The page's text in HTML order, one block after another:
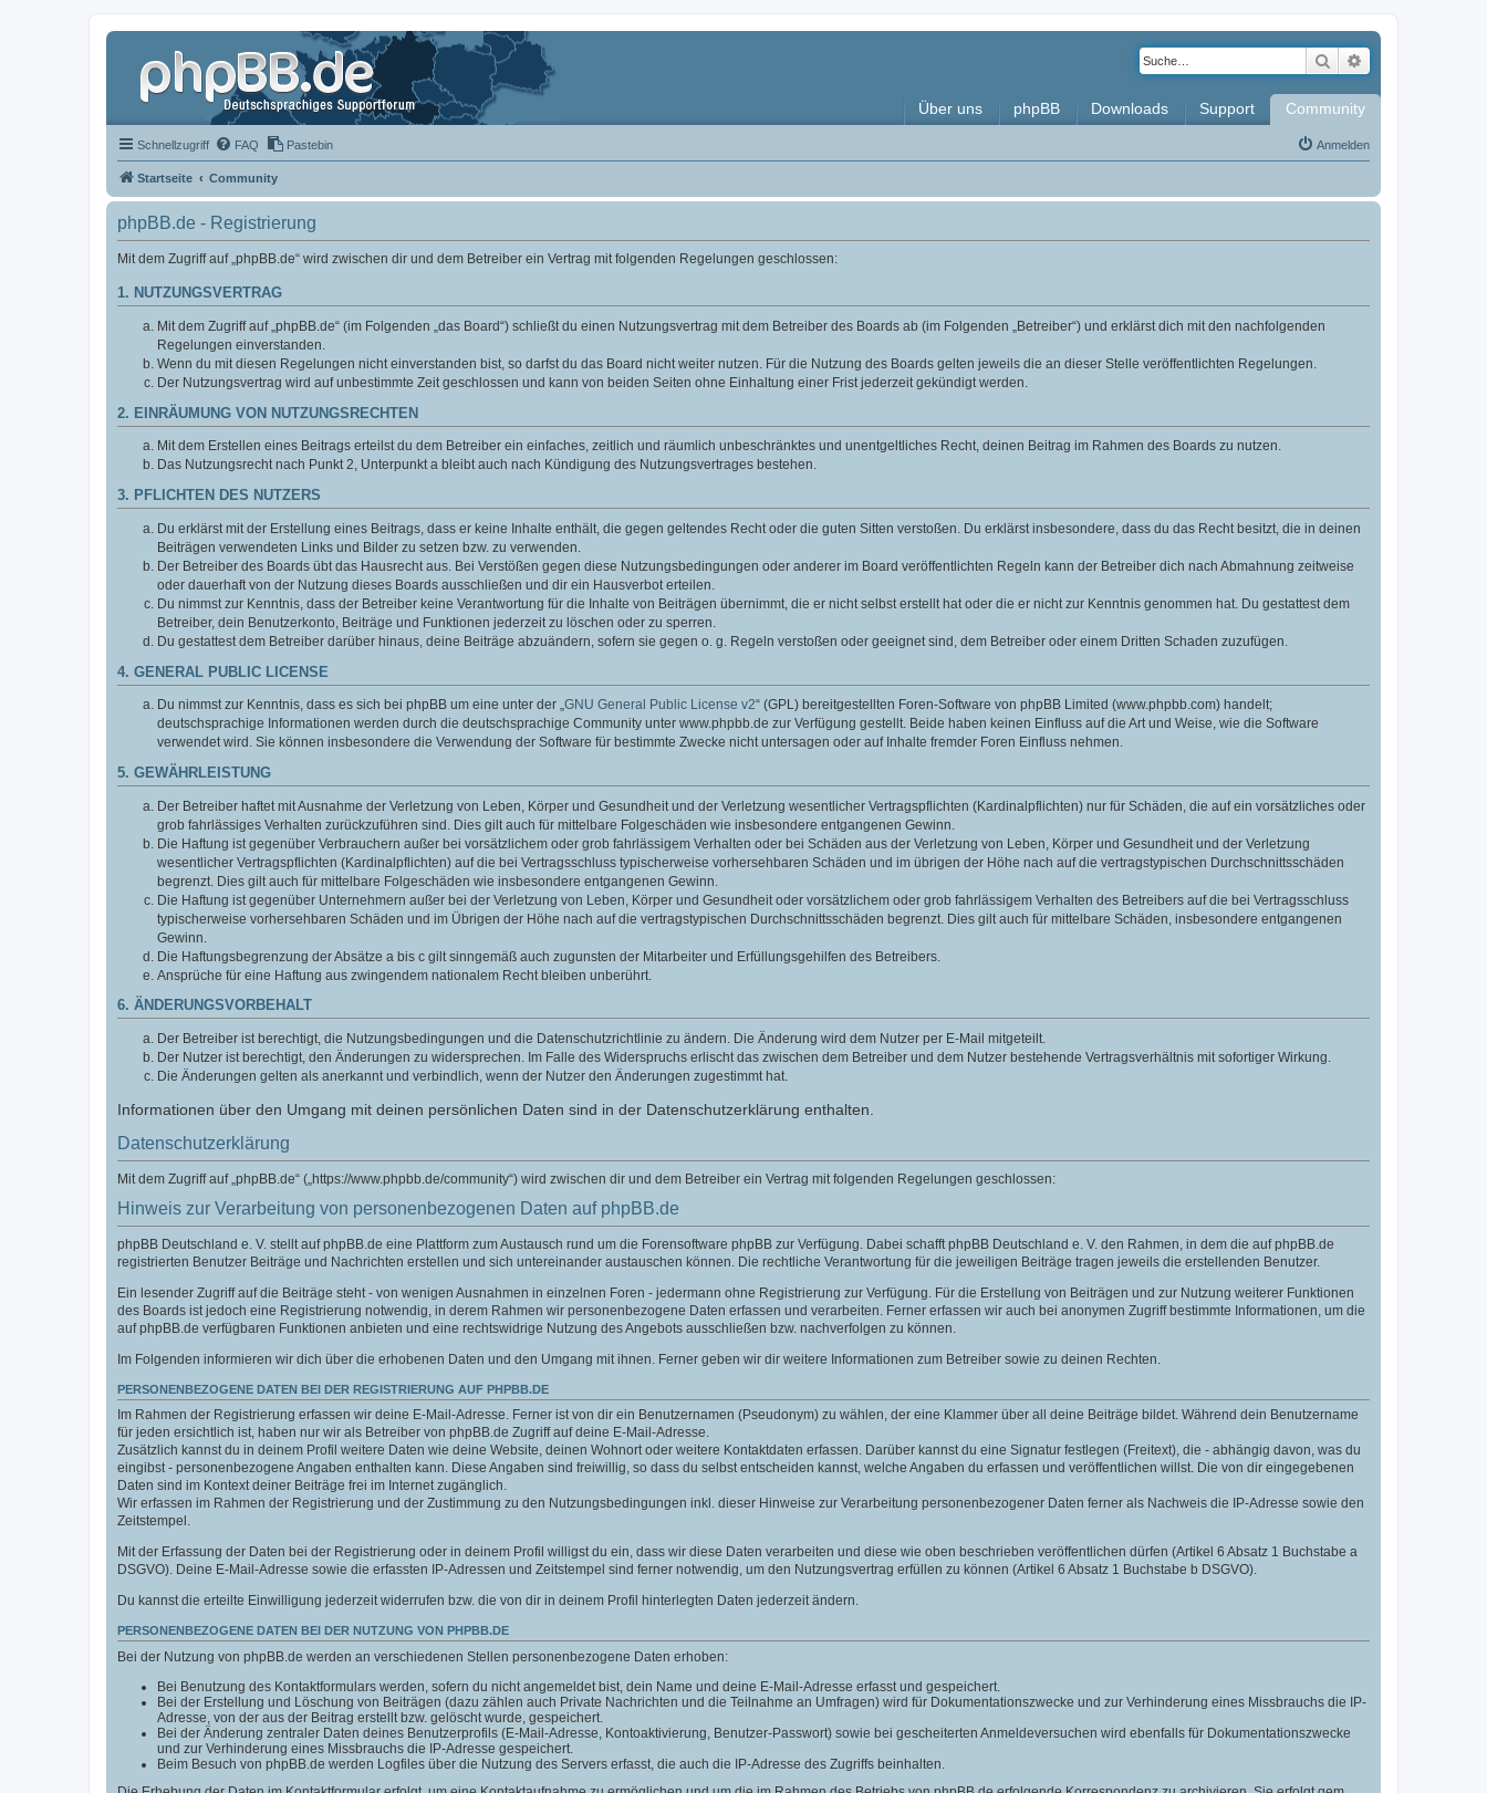
Suche
Über uns phpBB Downloads Support Community
Schnellzugriff FAQ Pastebin Anmelden
Startseite Community
phpBB.de - Registrierung
Mit dem Zugriff auf „phpBB.de“ wird zwischen dir und dem Betreiber ein Vertrag mit folgenden Regelungen geschlossen:
1. NUTZUNGSVERTRAG
Mit dem Zugriff auf „phpBB.de“ (im Folgenden „das Board“) schließt du einen Nutzungsvertrag mit dem Betreiber des Boards ab (im Folgenden „Betreiber“) und erklärst dich mit den nachfolgenden
Regelungen einverstanden.
Wenn du mit diesen Regelungen nicht einverstanden bist, so darfst du das Board nicht weiter nutzen. Für die Nutzung des Boards gelten jeweils die an dieser Stelle veröffentlichten Regelungen.
Der Nutzungsvertrag wird auf unbestimmte Zeit geschlossen und kann von beiden Seiten ohne Einhaltung einer Frist jederzeit gekündigt werden.
2. EINRÄUMUNG VON NUTZUNGSRECHTEN
Mit dem Erstellen eines Beitrags erteilst du dem Betreiber ein einfaches, zeitlich und räumlich unbeschränktes und unentgeltliches Recht, deinen Beitrag im Rahmen des Boards zu nutzen.
Das Nutzungsrecht nach Punkt 2, Unterpunkt a bleibt auch nach Kündigung des Nutzungsvertrages bestehen.
3. PFLICHTEN DES NUTZERS
Du erklärst mit der Erstellung eines Beitrags, dass er keine Inhalte enthält, die gegen geltendes Recht oder die guten Sitten verstoßen. Du erklärst insbesondere, dass du das Recht besitzt, die in deinen
Beiträgen verwendeten Links und Bilder zu setzen bzw. zu verwenden.
Der Betreiber des Boards übt das Hausrecht aus. Bei Verstößen gegen diese Nutzungsbedingungen oder anderer im Board veröffentlichten Regeln kann der Betreiber dich nach Abmahnung zeitweise
oder dauerhaft von der Nutzung dieses Boards ausschließen und dir ein Hausverbot erteilen.
Du nimmst zur Kenntnis, dass der Betreiber keine Verantwortung für die Inhalte von Beiträgen übernimmt, die er nicht selbst erstellt hat oder die er nicht zur Kenntnis genommen hat. Du gestattest dem
Betreiber, dein Benutzerkonto, Beiträge und Funktionen jederzeit zu löschen oder zu sperren.
Du gestattest dem Betreiber darüber hinaus, deine Beiträge abzuändern, sofern sie gegen o. g. Regeln verstoßen oder geeignet sind, dem Betreiber oder einem Dritten Schaden zuzufügen.
4. GENERAL PUBLIC LICENSE
Du nimmst zur Kenntnis, dass es sich bei phpBB um eine unter der „GNU General Public License v2“ (GPL) bereitgestellten Foren-Software von phpBB Limited (www.phpbb.com) handelt;
deutschsprachige Informationen werden durch die deutschsprachige Community unter www.phpbb.de zur Verfügung gestellt. Beide haben keinen Einfluss auf die Art und Weise, wie die Software
verwendet wird. Sie können insbesondere die Verwendung der Software für bestimmte Zwecke nicht untersagen oder auf Inhalte fremder Foren Einfluss nehmen.
5. GEWÄHRLEISTUNG
Der Betreiber haftet mit Ausnahme der Verletzung von Leben, Körper und Gesundheit und der Verletzung wesentlicher Vertragspflichten (Kardinalpflichten) nur für Schäden, die auf ein vorsätzliches oder
grob fahrlässiges Verhalten zurückzuführen sind. Dies gilt auch für mittelbare Folgeschäden wie insbesondere entgangenen Gewinn.
Die Haftung ist gegenüber Verbrauchern außer bei vorsätzlichem oder grob fahrlässigem Verhalten oder bei Schäden aus der Verletzung von Leben, Körper und Gesundheit und der Verletzung
wesentlicher Vertragspflichten (Kardinalpflichten) auf die bei Vertragsschluss typischerweise vorhersehbaren Schäden und im übrigen der Höhe nach auf die vertragstypischen Durchschnittsschäden
begrenzt. Dies gilt auch für mittelbare Folgeschäden wie insbesondere entgangenen Gewinn.
Die Haftung ist gegenüber Unternehmern außer bei der Verletzung von Leben, Körper und Gesundheit oder vorsätzlichem oder grob fahrlässigem Verhalten des Betreibers auf die bei Vertragsschluss
typischerweise vorhersehbaren Schäden und im Übrigen der Höhe nach auf die vertragstypischen Durchschnittsschäden begrenzt. Dies gilt auch für mittelbare Schäden, insbesondere entgangenen
Gewinn.
Die Haftungsbegrenzung der Absätze a bis c gilt sinngemäß auch zugunsten der Mitarbeiter und Erfüllungsgehilfen des Betreibers.
Ansprüche für eine Haftung aus zwingendem nationalem Recht bleiben unberührt.
6. ÄNDERUNGSVORBEHALT
Der Betreiber ist berechtigt, die Nutzungsbedingungen und die Datenschutzrichtlinie zu ändern. Die Änderung wird dem Nutzer per E-Mail mitgeteilt.
Der Nutzer ist berechtigt, den Änderungen zu widersprechen. Im Falle des Widerspruchs erlischt das zwischen dem Betreiber und dem Nutzer bestehende Vertragsverhältnis mit sofortiger Wirkung.
Die Änderungen gelten als anerkannt und verbindlich, wenn der Nutzer den Änderungen zugestimmt hat.
Informationen über den Umgang mit deinen persönlichen Daten sind in der Datenschutzerklärung enthalten.
Datenschutzerklärung
Mit dem Zugriff auf „phpBB.de“ („https://www.phpbb.de/community“) wird zwischen dir und dem Betreiber ein Vertrag mit folgenden Regelungen geschlossen:
Hinweis zur Verarbeitung von personenbezogenen Daten auf phpBB.de
phpBB Deutschland e. V. stellt auf phpBB.de eine Plattform zum Austausch rund um die Forensoftware phpBB zur Verfügung. Dabei schafft phpBB Deutschland e. V. den Rahmen, in dem die auf phpBB.de
registrierten Benutzer Beiträge und Nachrichten erstellen und sich untereinander austauschen können. Die rechtliche Verantwortung für die jeweiligen Beiträge tragen jeweils die erstellenden Benutzer.
Ein lesender Zugriff auf die Beiträge steht - von wenigen Ausnahmen in einzelnen Foren - jedermann ohne Registrierung zur Verfügung. Für die Erstellung von Beiträgen und zur Nutzung weiterer Funktionen
des Boards ist jedoch eine Registrierung notwendig, in derem Rahmen wir personenbezogene Daten erfassen und verarbeiten. Ferner erfassen wir auch bei anonymen Zugriff bestimmte Informationen, um die
auf phpBB.de verfügbaren Funktionen anbieten und eine rechtswidrige Nutzung des Angebots ausschließen bzw. nachverfolgen zu können.
Im Folgenden informieren wir dich über die erhobenen Daten und den Umgang mit ihnen. Ferner geben wir dir weitere Informationen zum Betreiber sowie zu deinen Rechten.
PERSONENBEZOGENE DATEN BEI DER REGISTRIERUNG AUF PHPBB.DE
Im Rahmen der Registrierung erfassen wir deine E-Mail-Adresse. Ferner ist von dir ein Benutzernamen (Pseudonym) zu wählen, der eine Klammer über all deine Beiträge bildet. Während dein Benutzername
für jeden ersichtlich ist, haben nur wir als Betreiber von phpBB.de Zugriff auf deine E-Mail-Adresse.
Zusätzlich kannst du in deinem Profil weitere Daten wie deine Website, deinen Wohnort oder weitere Kontaktdaten erfassen. Darüber kannst du eine Signatur festlegen (Freitext), die - abhängig davon, was du
eingibst - personenbezogene Angaben enthalten kann. Diese Angaben sind freiwillig, so dass du selbst entscheiden kannst, welche Angaben du erfassen und veröffentlichen willst. Die von dir eingegebenen
Daten sind im Kontext deiner Beiträge frei im Internet zugänglich.
Wir erfassen im Rahmen der Registrierung und der Zustimmung zu den Nutzungsbedingungen inkl. dieser Hinweise zur Verarbeitung personenbezogener Daten ferner als Nachweis die IP-Adresse sowie den
Zeitstempel.
Mit der Erfassung der Daten bei der Registrierung oder in deinem Profil willigst du ein, dass wir diese Daten verarbeiten und diese wie oben beschrieben veröffentlichen dürfen (Artikel 6 Absatz 1 Buchstabe a
DSGVO). Deine E-Mail-Adresse sowie die erfassten IP-Adressen und Zeitstempel sind ferner notwendig, um den Nutzungsvertrag erfüllen zu können (Artikel 6 Absatz 1 Buchstabe b DSGVO).
Du kannst die erteilte Einwilligung jederzeit widerrufen bzw. die von dir in deinem Profil hinterlegten Daten jederzeit ändern.
PERSONENBEZOGENE DATEN BEI DER NUTZUNG VON PHPBB.DE
Bei der Nutzung von phpBB.de werden an verschiedenen Stellen personenbezogene Daten erhoben:
Bei Benutzung des Kontaktformulars werden, sofern du nicht angemeldet bist, dein Name und deine E-Mail-Adresse erfasst und gespeichert.
Bei der Erstellung und Löschung von Beiträgen (dazu zählen auch Private Nachrichten und die Teilnahme an Umfragen) wird für Dokumentationszwecke und zur Verhinderung eines Missbrauchs die IP-
Adresse, von der aus der Beitrag erstellt bzw. gelöscht wurde, gespeichert.
Bei der Änderung zentraler Daten deines Benutzerprofils (E-Mail-Adresse, Kontoaktivierung, Benutzer-Passwort) sowie bei gescheiterten Anmeldeversuchen wird ebenfalls für Dokumentationszwecke
und zur Verhinderung eines Missbrauchs die IP-Adresse gespeichert.
Beim Besuch von phpBB.de werden Logfiles über die Nutzung des Servers erfasst, die auch die IP-Adresse des Zugriffs beinhalten.